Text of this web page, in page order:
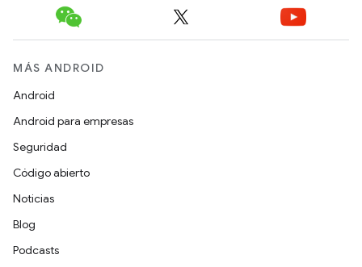
MÁS ANDROID
Android
Android para empresas
Seguridad
Código abierto
Noticias
Blog
Podcasts